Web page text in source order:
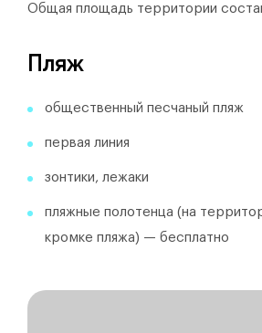
Общая площадь территории
Пляж
общественный песчаный пляж
первая линия
зонтики, лежаки
пляжные полотенца (на
кромке пляжа) — бесплатно